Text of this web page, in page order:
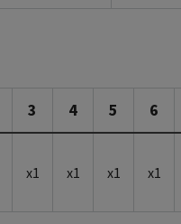
3 4 5 6
x1 x1 x1 x1